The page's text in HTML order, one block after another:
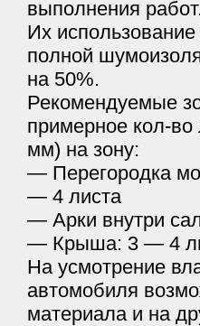
выполнения
Их
полной
на 50%.
Рекомендуемые
примерное кол-во
мм) на зону:
— Перегородка
— 4 листа
— Арки внутри
— Крыша: 3 — 4
На усмотрение
автомобиля
материала и на